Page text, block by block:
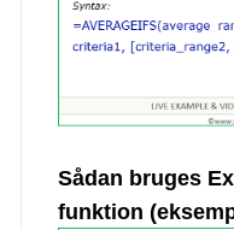
Sådan bruges
funktion